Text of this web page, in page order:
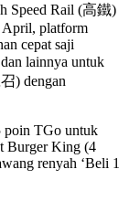
Speed Rail (高鐵)
April, platform
cepat saji
lainnya untuk
) dengan
poin TGo untuk
Burger King (4
renyah ‘Beli 1